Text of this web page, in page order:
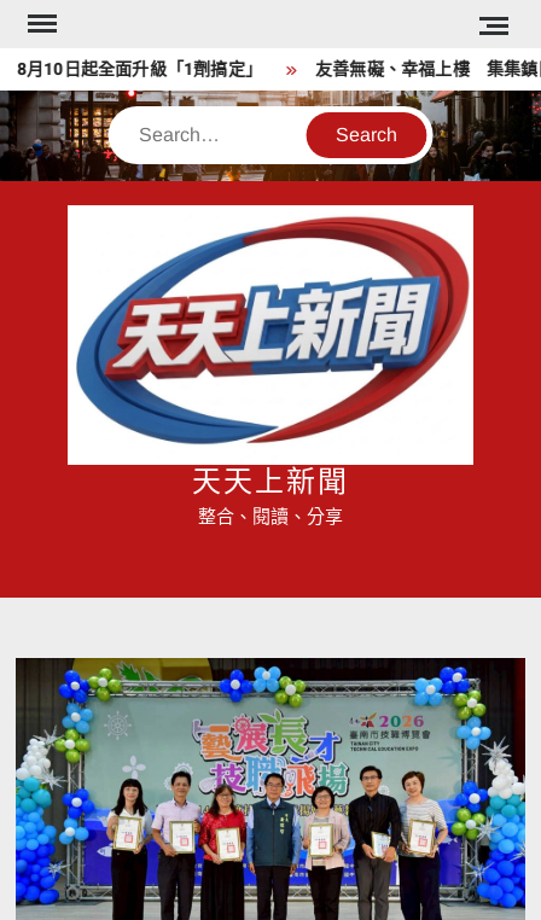
Skip
content日起全面升級「1劑搞定」 友善無礙、幸福上樓 集集鎮田
Search
天天上新聞
整合、閱讀、分享